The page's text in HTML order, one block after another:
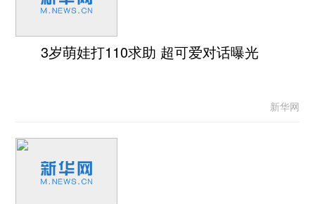
3岁萌娃打110求助 超可爱对话曝光
新华网